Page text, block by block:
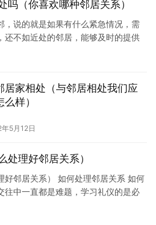
吗（你喜欢哪种邻居关系）
，说的就是如果有什么紧急情况，需
还不如近处的邻居，能够及时的提供
居家相处（与邻居相处我们应
么样）
5月12日
处理好邻居关系）
好邻居关系） 如何处理邻居关系 如何
往中一直都是难题，学习礼仪的是必